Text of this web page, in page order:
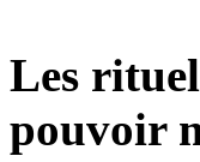
Les
pouvoir